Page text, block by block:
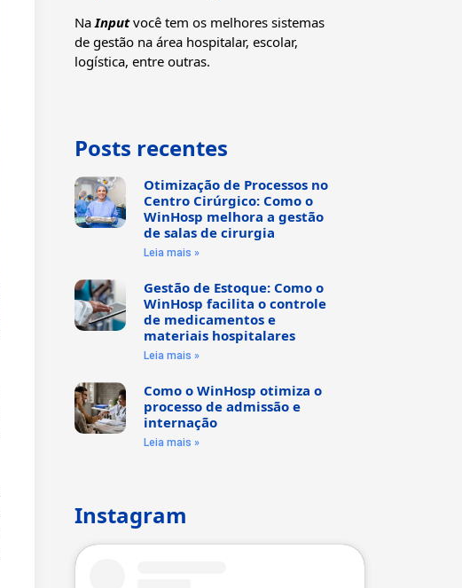
NaInputvocê tem os melhores sistemas
de gestão na área hospitalar, escolar,
logística, entre outras.
Posts recentes
Otimização de Processos no
Centro Cirúrgico: Como o
WinHosp melhora a gestão
de salas de cirurgia
Leia mais »
Gestão de Estoque: Como o
WinHosp facilita o controle
de medicamentos e
materiais hospitalares
Leia mais »
Como o WinHosp otimiza o
processo de admissão e
internação
Leia mais »
Instagram